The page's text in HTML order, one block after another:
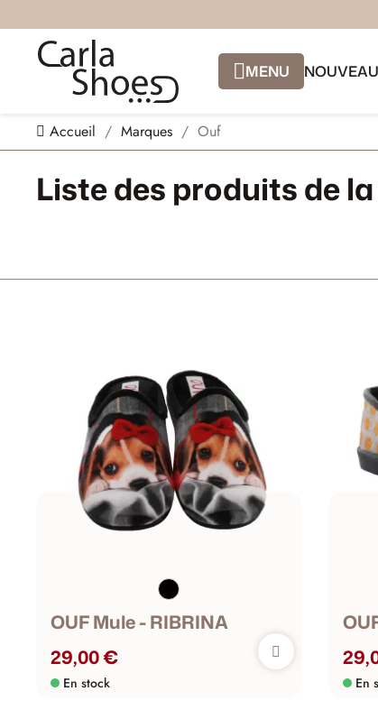
MENU
Accueil Marques Ouf
Liste des produits de
OUF Mule - RIBRINA
29,00 €
En stock En